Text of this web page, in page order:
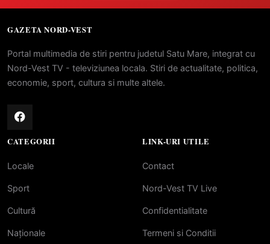
GAZETA NORD-VEST
Portal multimedia de stiri pentru judetul Satu Mare, integrat cu
Nord-Vest TV - televiziunea locala. Stiri de actualitate, politica,
economie, sport, cultura si multe altele.
CATEGORII
Locale
Sport
Cultură
Naționale
LINK-URI UTILE
Contact
Nord-Vest TV Live
Confidentialitate
Termeni si Conditii